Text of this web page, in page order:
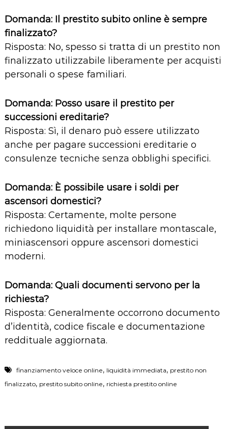
Domanda: Il prestito subito online è sempre
finalizzato?
Risposta: No, spesso si tratta di un prestito non
finalizzato utilizzabile liberamente per acquisti
personali o spese familiari.
Domanda: Posso usare il prestito per
successioni ereditarie?
Risposta: Sì, il denaro può essere utilizzato
anche per pagare successioni ereditarie o
consulenze tecniche senza obblighi specifici.
Domanda: È possibile usare i soldi per
ascensori domestici?
Risposta: Certamente, molte persone
richiedono liquidità per installare montascale,
miniascensori oppure ascensori domestici
moderni.
Domanda: Quali documenti servono per la
richiesta?
Risposta: Generalmente occorrono documento
d’identità, codice fiscale e documentazione
reddituale aggiornata.
finanziamento veloce online, liquidità immediata, prestito non
finalizzato, prestito subito online, richiesta prestito online